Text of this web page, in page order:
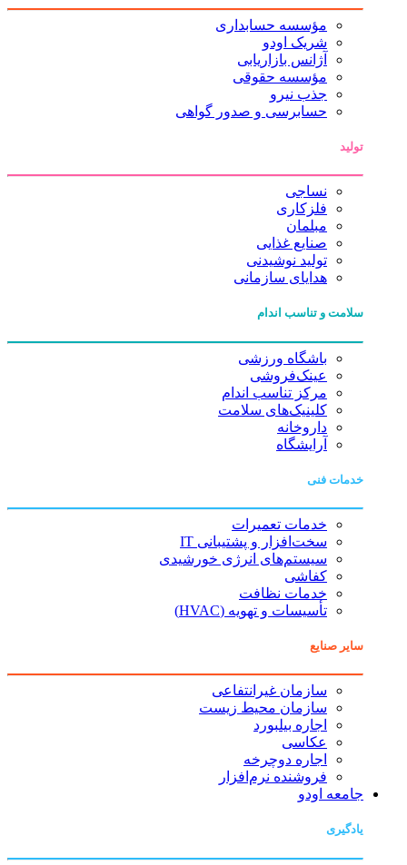
مؤسسه حسابداری
شریک اودو
آژانس بازاریابی
مؤسسه حقوقی
جذب نیرو
حسابرسی و صدور گواهی
تولید
نساجی
فلزکاری
مبلمان
صنایع غذایی
تولید نوشیدنی
هدایای سازمانی
سلامت و تناسب اندام
باشگاه ورزشی
عینک‌فروشی
مرکز تناسب اندام
کلینیک‌های سلامت
داروخانه
آرایشگاه
خدمات فنی
خدمات تعمیرات
سخت‌افزار و پشتیبانی IT
سیستم‌های انرژی خورشیدی
کفاشی
خدمات نظافت
تأسیسات و تهویه (HVAC)
سایر صنایع
سازمان غیرانتفاعی
سازمان محیط زیست
اجاره بیلبورد
عکاسی
اجاره دوچرخه
فروشنده نرم‌افزار
جامعه اودو
یادگیری